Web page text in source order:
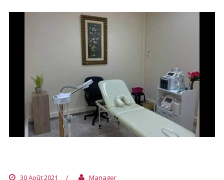
30 Août 2021 / Manager